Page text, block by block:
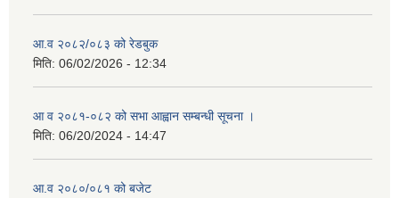
आ.व २०८२/०८३ को रेडबुक
मिति: 06/02/2026 - 12:34
आ व २०८१-०८२ को सभा आह्वान सम्बन्धी सूचना ।
मिति: 06/20/2024 - 14:47
आ.व २०८०/०८१ को बजेट